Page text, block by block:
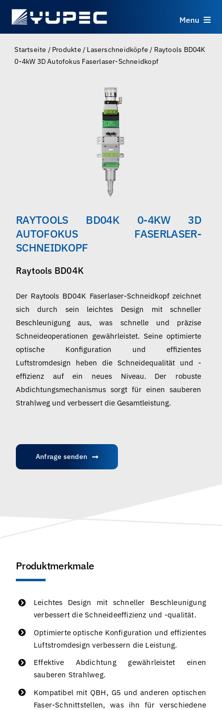
Menu
Produkte
Anwendungen
Ressourcen
Über uns
Kontakt
Startseite / Produkte / Laserschneidköpfe / Raytools BD04K
0-4kW 3D Autofokus Faserlaser-Schneidkopf
RAYTOOLS BD04K 0-4KW 3D
AUTOFOKUS FASERLASER-
SCHNEIDKOPF
Raytools BD04K
Der Raytools BD04K Faserlaser-Schneidkopf zeichnet
sich durch sein leichtes Design mit schneller
Beschleunigung aus, was schnelle und präzise
Schneideoperationen gewährleistet. Seine optimierte
optische Konfiguration und effizientes
Luftstromdesign heben die Schneidequalität und -
effizienz auf ein neues Niveau. Der robuste
Abdichtungsmechanismus sorgt für einen sauberen
Strahlweg und verbessert die Gesamtleistung.
Anfrage senden
Produktmerkmale
Leichtes Design mit schneller Beschleunigung
verbessert die Schneideeffizienz und -qualität.
Optimierte optische Konfiguration und effizientes
Luftstromdesign verbessern die Leistung.
Effektive Abdichtung gewährleistet einen
sauberen Strahlweg.
Kompatibel mit QBH, G5 und anderen optischen
Faser-Schnittstellen, was ihn für verschiedene